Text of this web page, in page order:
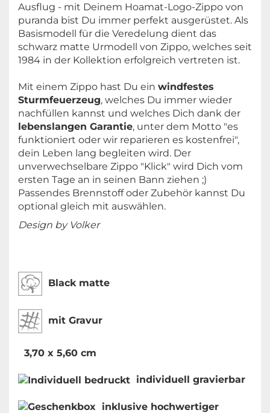
Ausflug - mit Deinem Hoamat-Logo-Zippo von
puranda bist Du immer perfekt ausgerüstet. Als
Basismodell für die Veredelung dient das
schwarz matte Urmodell von Zippo, welches seit
1984 in der Kollektion erfolgreich vertreten ist.
Mit einem Zippo hast Du ein windfestes
Sturmfeuerzeug, welches Du immer wieder
nachfüllen kannst und welches Dich dank der
lebenslangen Garantie, unter dem Motto "es
funktioniert oder wir reparieren es kostenfrei",
dein Leben lang begleiten wird. Der
unverwechselbare Zippo "Klick" wird Dich vom
ersten Tage an in seinen Bann ziehen ;)
Passendes Brennstoff oder Zubehör kannst Du
optional gleich mit auswählen.
Design by Volker
Black matte
mit Gravur
3,70 x 5,60 cm
individuell gravierbar
inklusive hochwertiger